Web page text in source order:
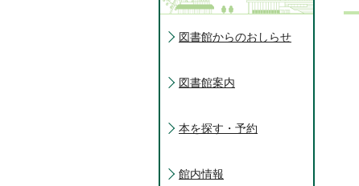
図書館からのおしらせ
図書館案内
本を探す・予約
館内情報